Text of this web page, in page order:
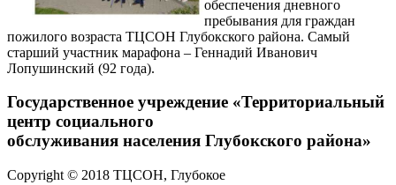
обеспечения дневного
пребывания для граждан
пожилого возраста ТЦСОН Глубокского района. Самый
старший участник марафона – Геннадий Иванович
Лопушинский (92 года).
Государственное учреждение «Территориальный
центр социального
обслуживания населения Глубокского района»
Copyright © 2018 ТЦСОН, Глубокое